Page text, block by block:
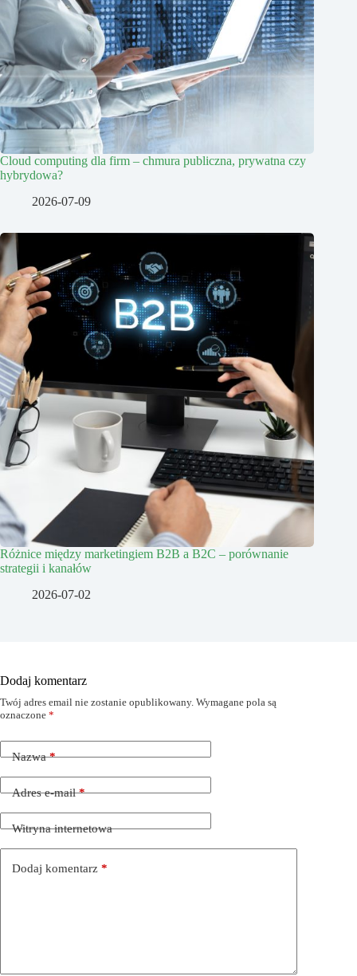
Cloud computing dla firm – chmura publiczna, prywatna czy
hybrydowa?
2026-07-09
Różnice między marketingiem B2B a B2C – porównanie
strategii i kanałów
2026-07-02
Dodaj komentarz
Twój adres email nie zostanie opublikowany. Wymagane pola są
oznaczone *
Nazwa*
Adres e-mail*
Witryna internetowa
Dodaj komentarz *